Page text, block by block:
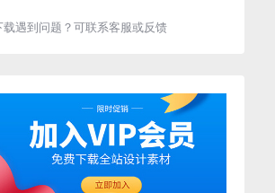
载遇到问题？可联系客服或反馈